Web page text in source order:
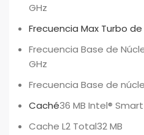
GHz
Frecuencia Max Turbo
Frecuencia Base de
GHz
Frecuencia Base de
Caché36 MB Intel®
Cache L2 Total32 MB